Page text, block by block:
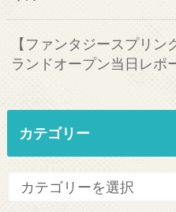
【ファンタジースプリ
ランドオープン当日レポ
カテゴリー